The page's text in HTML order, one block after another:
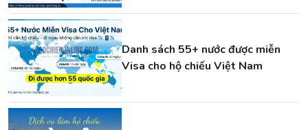
Danh sách 55+ nước được miễn
Visa cho hộ chiếu Việt Nam